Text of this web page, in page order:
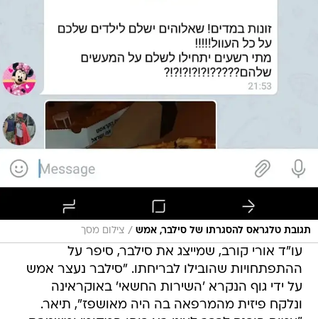
תגובת טלגראס להסגרתו של סילבר, אמש / צילום מסך
עו"ד אורי קורב, שמייצג את סילבר, סיפר על
ההתפתחויות שהובילו לבריחתו. "סילבר נעצר אמש
על ידי גוף הנקרא 'השירות החשאי' באוקראינה
ונלקח פיזית מהמרפאה בה היה מאושפז", תיאר.